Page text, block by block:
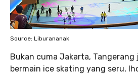
Source: Liburananak
Bukan cuma Jakarta,
bermain ice skating yang seru,